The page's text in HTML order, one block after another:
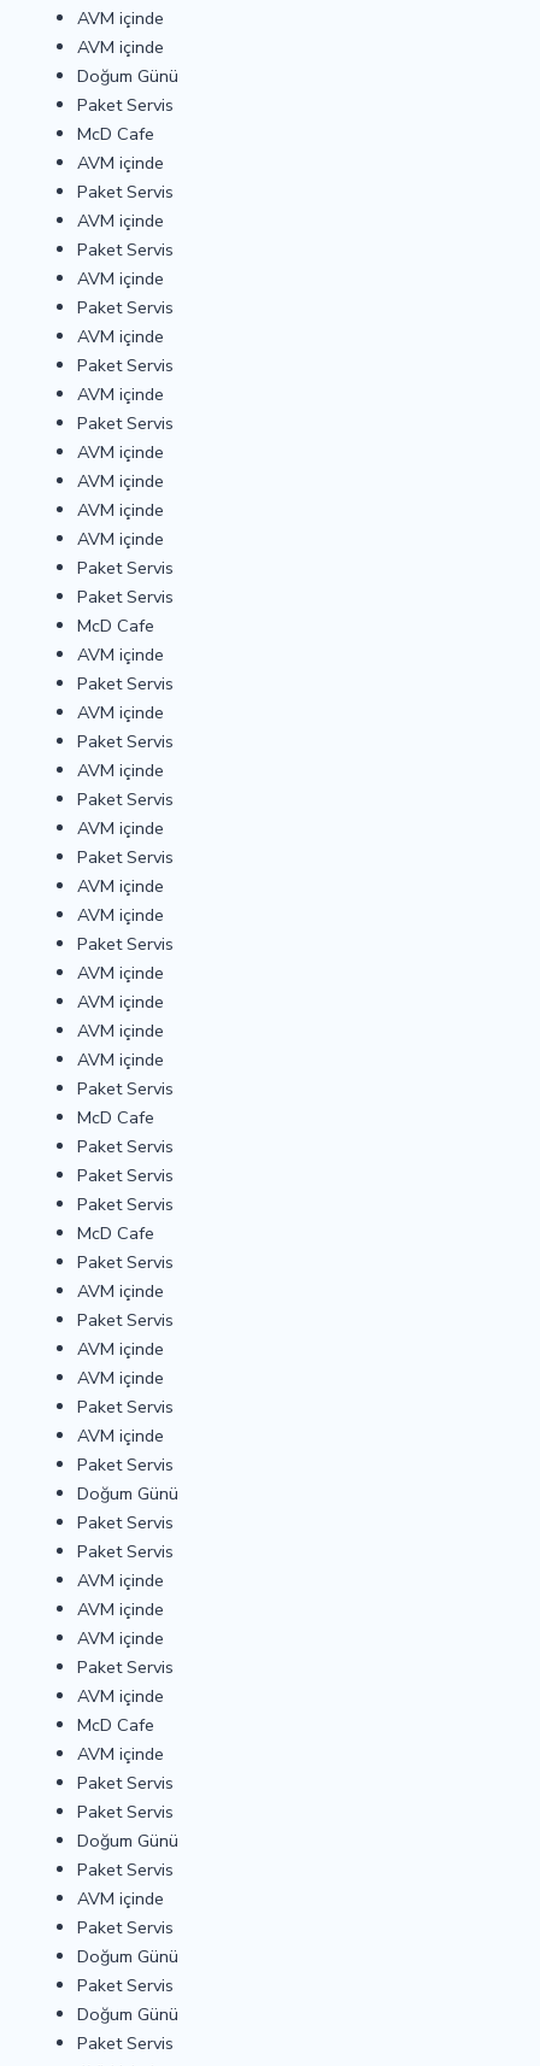
AVM içinde
AVM içinde
Doğum Günü
Paket Servis
McD Cafe
AVM içinde
Paket Servis
AVM içinde
Paket Servis
AVM içinde
Paket Servis
AVM içinde
Paket Servis
AVM içinde
Paket Servis
AVM içinde
AVM içinde
AVM içinde
AVM içinde
Paket Servis
Paket Servis
McD Cafe
AVM içinde
Paket Servis
AVM içinde
Paket Servis
AVM içinde
Paket Servis
AVM içinde
Paket Servis
AVM içinde
AVM içinde
Paket Servis
AVM içinde
AVM içinde
AVM içinde
AVM içinde
Paket Servis
McD Cafe
Paket Servis
Paket Servis
Paket Servis
McD Cafe
Paket Servis
AVM içinde
Paket Servis
AVM içinde
AVM içinde
Paket Servis
AVM içinde
Paket Servis
Doğum Günü
Paket Servis
Paket Servis
AVM içinde
AVM içinde
AVM içinde
Paket Servis
AVM içinde
McD Cafe
AVM içinde
Paket Servis
Paket Servis
Doğum Günü
Paket Servis
AVM içinde
Paket Servis
Doğum Günü
Paket Servis
Doğum Günü
Paket Servis